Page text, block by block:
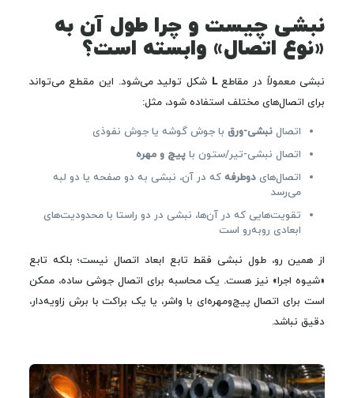
نبشی چیست و چرا طول آن به
«نوع اتصال» وابسته است؟
نبشی معمولاً در مقاطعL شکل تولید می‌شود. این مقطع می‌تواند
برای اتصال‌های مختلف استفاده شود، مثل:
اتصال نبشی-ورقبا جوش گوشه یا جوش نفوذی
اتصال نبشی-تیر/ستون با پیچ و مهره
اتصال‌های دوطرفهکه در آن، نبشی به دو صفحه یا دو لبه
می‌رسد
تقویت‌هایی که در آن‌ها، نبشی در دو راستا با محدودیت‌های
ابعادی روبه‌رو است
از همین رو، طول نبشی فقط تابع ابعاد اتصال نیست؛ بلکه تابع
«شیوه اجرا» نیز هست. یک محاسبه برای اتصال جوشی ساده، ممکن
است برای اتصال پیچ‌ومهره‌ای با واشر، یا یک براکت با برش زاویه‌دار،
دقیق نباشد.